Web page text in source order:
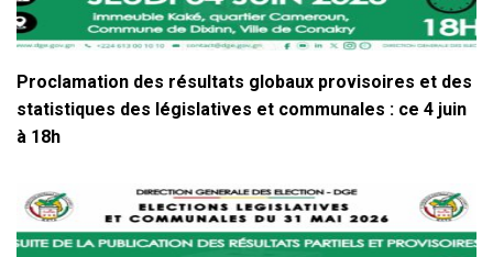
Proclamation des résultats globaux provisoires et des
statistiques des législatives et communales : ce 4 juin
à 18h